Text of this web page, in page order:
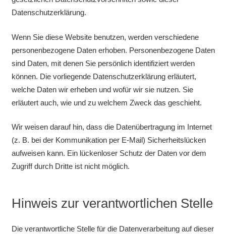
Datenschutzerklärung.
Wenn Sie diese Website benutzen, werden verschiedene
personenbezogene Daten erhoben. Personenbezogene Daten
sind Daten, mit denen Sie persönlich identifiziert werden
können. Die vorliegende Datenschutzerklärung erläutert,
welche Daten wir erheben und wofür wir sie nutzen. Sie
erläutert auch, wie und zu welchem Zweck das geschieht.
Wir weisen darauf hin, dass die Datenübertragung im Internet
(z. B. bei der Kommunikation per E-Mail) Sicherheitslücken
aufweisen kann. Ein lückenloser Schutz der Daten vor dem
Zugriff durch Dritte ist nicht möglich.
Hinweis zur verantwortlichen Stelle
Die verantwortliche Stelle für die Datenverarbeitung auf dieser